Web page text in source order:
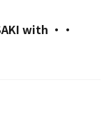
with ・・